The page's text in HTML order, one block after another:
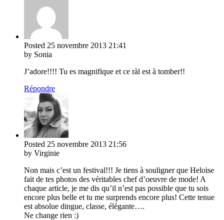
Posted 25 novembre 2013 21:41
by Sonia
J’adore!!!! Tu es magnifique et ce ràl est à tomber!!
Répondre
Posted 25 novembre 2013 21:56
by Virginie
Non mais c’est un festival!!! Je tiens à souligner que Heloise
fait de tes photos des véritables chef d’oeuvre de mode! A
chaque article, je me dis qu’il n’est pas possible que tu sois
encore plus belle et tu me surprends encore plus! Cette tenue
est absolue dingue, classe, élégante….
Ne change rien :)